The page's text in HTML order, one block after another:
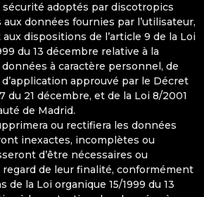
sécurité adoptés par discotropics
données fournies par l’utilisateur,
dispositions de l’article 9 de la Loi
du 13 décembre relative à la
à caractère personnel, de
approuvé par le Décret
du 21 décembre, et de la Loi 8/2001
de Madrid.
ou rectifiera les données
inexactes, incomplètes ou
d’être nécessaires ou
de leur finalité, conformément
de la Loi organique 15/1999 du 13